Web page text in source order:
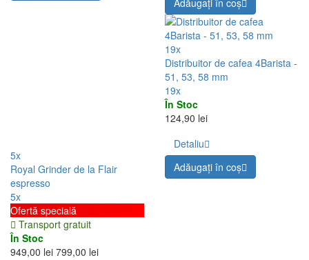
Adăugați în coş
5x
Royal Grinder de la Flair
espresso
5x
Ofertă specială
Transport gratuit
În Stoc
949,00 lei 799,00 lei
19x
Distribuitor de cafea 4Barista -
51, 53, 58 mm
19x
În Stoc
124,90 lei
Detaliu
Adăugați în coş